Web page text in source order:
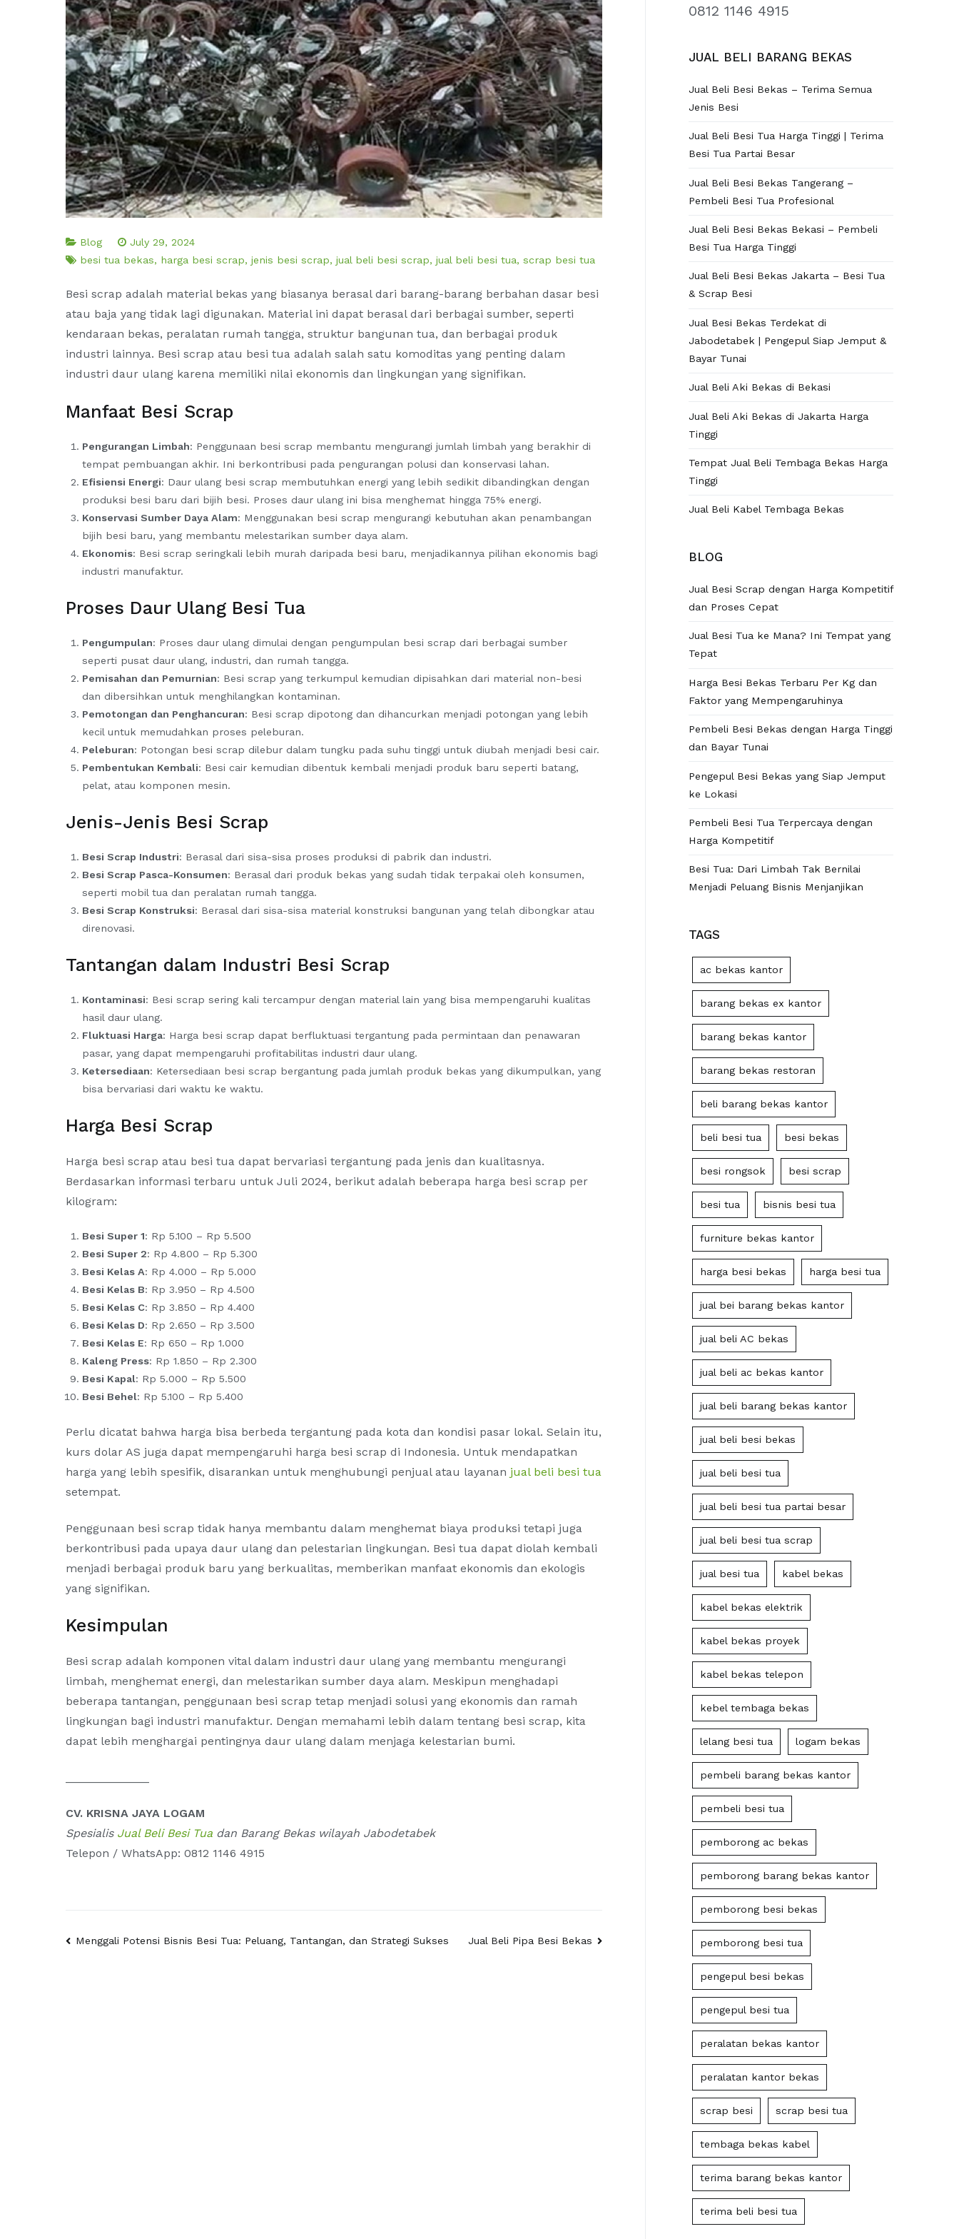
Blog
July 29, 2024
besi tua bekas, harga besi scrap, jenis besi scrap, jual beli besi scrap, jual beli besi tua, scrap besi tua
Besi scrap adalah material bekas yang biasanya berasal dari barang-barang berbahan dasar besi
atau baja yang tidak lagi digunakan. Material ini dapat berasal dari berbagai sumber, seperti
kendaraan bekas, peralatan rumah tangga, struktur bangunan tua, dan berbagai produk
industri lainnya. Besi scrap atau besi tua adalah salah satu komoditas yang penting dalam
industri daur ulang karena memiliki nilai ekonomis dan lingkungan yang signifikan.
Manfaat Besi Scrap
Pengurangan Limbah: Penggunaan besi scrap membantu mengurangi jumlah limbah yang berakhir di
tempat pembuangan akhir. Ini berkontribusi pada pengurangan polusi dan konservasi lahan.
Efisiensi Energi: Daur ulang besi scrap membutuhkan energi yang lebih sedikit dibandingkan dengan
produksi besi baru dari bijih besi. Proses daur ulang ini bisa menghemat hingga 75% energi.
Konservasi Sumber Daya Alam: Menggunakan besi scrap mengurangi kebutuhan akan penambangan
bijih besi baru, yang membantu melestarikan sumber daya alam.
Ekonomis: Besi scrap seringkali lebih murah daripada besi baru, menjadikannya pilihan ekonomis bagi
industri manufaktur.
Proses Daur Ulang Besi Tua
Pengumpulan: Proses daur ulang dimulai dengan pengumpulan besi scrap dari berbagai sumber
seperti pusat daur ulang, industri, dan rumah tangga.
Pemisahan dan Pemurnian: Besi scrap yang terkumpul kemudian dipisahkan dari material non-besi
dan dibersihkan untuk menghilangkan kontaminan.
Pemotongan dan Penghancuran: Besi scrap dipotong dan dihancurkan menjadi potongan yang lebih
kecil untuk memudahkan proses peleburan.
Peleburan: Potongan besi scrap dilebur dalam tungku pada suhu tinggi untuk diubah menjadi besi cair.
Pembentukan Kembali: Besi cair kemudian dibentuk kembali menjadi produk baru seperti batang,
pelat, atau komponen mesin.
Jenis-Jenis Besi Scrap
Besi Scrap Industri: Berasal dari sisa-sisa proses produksi di pabrik dan industri.
Besi Scrap Pasca-Konsumen: Berasal dari produk bekas yang sudah tidak terpakai oleh konsumen,
seperti mobil tua dan peralatan rumah tangga.
Besi Scrap Konstruksi: Berasal dari sisa-sisa material konstruksi bangunan yang telah dibongkar atau
direnovasi.
Tantangan dalam Industri Besi Scrap
Kontaminasi: Besi scrap sering kali tercampur dengan material lain yang bisa mempengaruhi kualitas
hasil daur ulang.
Fluktuasi Harga: Harga besi scrap dapat berfluktuasi tergantung pada permintaan dan penawaran
pasar, yang dapat mempengaruhi profitabilitas industri daur ulang.
Ketersediaan: Ketersediaan besi scrap bergantung pada jumlah produk bekas yang dikumpulkan, yang
bisa bervariasi dari waktu ke waktu.
Harga Besi Scrap
Harga besi scrap atau besi tua dapat bervariasi tergantung pada jenis dan kualitasnya.
Berdasarkan informasi terbaru untuk Juli 2024, berikut adalah beberapa harga besi scrap per
kilogram:
Besi Super 1: Rp 5.100 – Rp 5.500
Besi Super 2: Rp 4.800 – Rp 5.300
Besi Kelas A: Rp 4.000 – Rp 5.000
Besi Kelas B: Rp 3.950 – Rp 4.500
Besi Kelas C: Rp 3.850 – Rp 4.400
Besi Kelas D: Rp 2.650 – Rp 3.500
Besi Kelas E: Rp 650 – Rp 1.000
Kaleng Press: Rp 1.850 – Rp 2.300
Besi Kapal: Rp 5.000 – Rp 5.500
Besi Behel: Rp 5.100 – Rp 5.400​
Perlu dicatat bahwa harga bisa berbeda tergantung pada kota dan kondisi pasar lokal. Selain itu,
kurs dolar AS juga dapat mempengaruhi harga besi scrap di Indonesia. Untuk mendapatkan
harga yang lebih spesifik, disarankan untuk menghubungi penjual atau layanan jual beli besi tua
setempat.
Penggunaan besi scrap tidak hanya membantu dalam menghemat biaya produksi tetapi juga
berkontribusi pada upaya daur ulang dan pelestarian lingkungan. Besi tua dapat diolah kembali
menjadi berbagai produk baru yang berkualitas, memberikan manfaat ekonomis dan ekologis
yang signifikan.
Kesimpulan
Besi scrap adalah komponen vital dalam industri daur ulang yang membantu mengurangi
limbah, menghemat energi, dan melestarikan sumber daya alam. Meskipun menghadapi
beberapa tantangan, penggunaan besi scrap tetap menjadi solusi yang ekonomis dan ramah
lingkungan bagi industri manufaktur. Dengan memahami lebih dalam tentang besi scrap, kita
dapat lebih menghargai pentingnya daur ulang dalam menjaga kelestarian bumi.
CV. KRISNA JAYA LOGAM
Spesialis Jual Beli Besi Tua dan Barang Bekas wilayah Jabodetabek
Telepon / WhatsApp: 0812 1146 4915
Post
Menggali Potensi Bisnis Besi Tua: Peluang, Tantangan, dan Strategi Sukses Jual Beli Pipa Besi Bekas
0812 1146 4915
JUAL BELI BARANG BEKAS
Jual Beli Besi Bekas – Terima Semua
Jenis Besi
Jual Beli Besi Tua Harga Tinggi | Terima
Besi Tua Partai Besar
Jual Beli Besi Bekas Tangerang –
Pembeli Besi Tua Profesional
Jual Beli Besi Bekas Bekasi – Pembeli
Besi Tua Harga Tinggi
Jual Beli Besi Bekas Jakarta – Besi Tua
& Scrap Besi
Jual Besi Bekas Terdekat di
Jabodetabek | Pengepul Siap Jemput &
Bayar Tunai
Jual Beli Aki Bekas di Bekasi
Jual Beli Aki Bekas di Jakarta Harga
Tinggi
Tempat Jual Beli Tembaga Bekas Harga
Tinggi
Jual Beli Kabel Tembaga Bekas
BLOG
Jual Besi Scrap dengan Harga Kompetitif
dan Proses Cepat
Jual Besi Tua ke Mana? Ini Tempat yang
Tepat
Harga Besi Bekas Terbaru Per Kg dan
Faktor yang Mempengaruhinya
Pembeli Besi Bekas dengan Harga Tinggi
dan Bayar Tunai
Pengepul Besi Bekas yang Siap Jemput
ke Lokasi
Pembeli Besi Tua Terpercaya dengan
Harga Kompetitif
Besi Tua: Dari Limbah Tak Bernilai
Menjadi Peluang Bisnis Menjanjikan
TAGS
ac bekas kantor
barang bekas ex kantor
barang bekas kantor
barang bekas restoran
beli barang bekas kantor
beli besi tua besi bekas
besi rongsok besi scrap
besi tua bisnis besi tua
furniture bekas kantor
harga besi bekas harga besi tua
jual bei barang bekas kantor
jual beli AC bekas
jual beli ac bekas kantor
jual beli barang bekas kantor
jual beli besi bekas
jual beli besi tua
jual beli besi tua partai besar
jual beli besi tua scrap
jual besi tua kabel bekas
kabel bekas elektrik
kabel bekas proyek
kabel bekas telepon
kebel tembaga bekas
lelang besi tua logam bekas
pembeli barang bekas kantor
pembeli besi tua
pemborong ac bekas
pemborong barang bekas kantor
pemborong besi bekas
pemborong besi tua
pengepul besi bekas
pengepul besi tua
peralatan bekas kantor
peralatan kantor bekas
scrap besi scrap besi tua
tembaga bekas kabel
terima barang bekas kantor
terima beli besi tua